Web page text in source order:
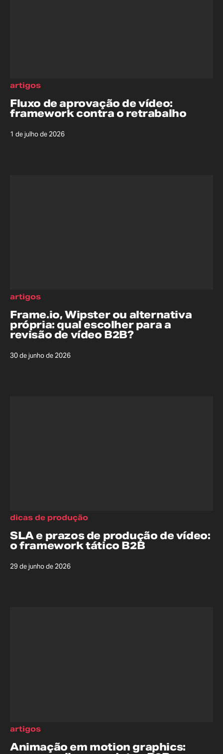
Fluxo de aprovação de vídeo:
framework contra o retrabalho
1 de julho de 2026
artigos
Frame.io, Wipster ou alternativa
própria: qual escolher para a
revisão de vídeo B2B?
30 de junho de 2026
artigos
SLA e prazos de produção de vídeo:
o framework tático B2B
29 de junho de 2026
dicas de produção
Animação em motion graphics:
artigos